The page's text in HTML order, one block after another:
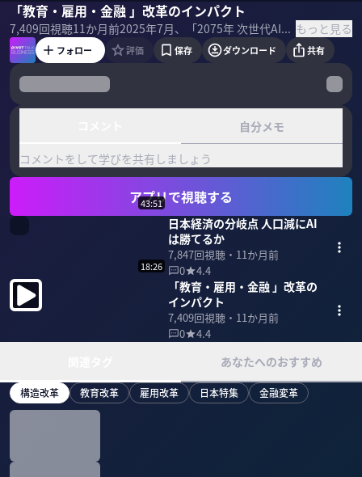
「教育・雇用・金融 」改革のインパクト
7,409回視聴11か月前 2025年7月、「2075年 次世代AIでよみがえる日本経済」という報告書が発表された。 日本がGDP世界11位に転落するというのは本当なのか？著者の一人でエコノミストの梶田脩斗氏に展望を聞いた。 もっと見る
梶田脩斗 野嶋紗己子
フォロー 評価 保存 ダウンロード 共有
自分メモ
コメントをして学びを共有しましょう
アプリで視聴する
43:51
日本経済の分岐点 人口減にAI
は勝てるか
7,847回視聴・ 11か月前
0
4.4
18:26
「教育・雇用・金融 」改革の
インパクト
7,409回視聴・ 11か月前
0
4.4
あなたへのおすすめ
構造改革 教育改革 雇用改革 日本特集 金融変革